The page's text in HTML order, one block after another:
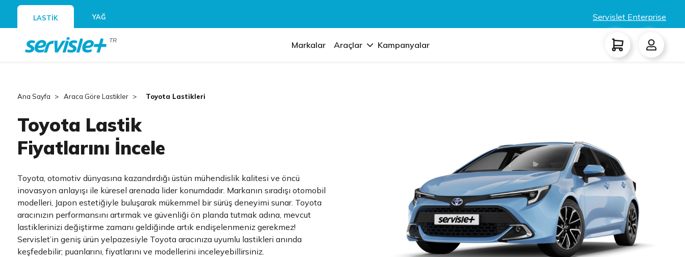
LASTİK YAĞ Servislet Enterprise
TR Markalar Araçlar Kampanyalar
Ana Sayfa Araca Göre Lastikler Toyota Lastikleri
Toyota Lastik
Fiyatlarını İncele
Toyota, otomotiv dünyasına kazandırdığı üstün mühendislik kalitesi ve öncü
inovasyon anlayışı ile küresel arenada lider konumdadır. Markanın sıradışı otomobil
modelleri, Japon estetiğiyle buluşarak mükemmel bir sürüş deneyimi sunar. Toyota
aracınızın performansını artırmak ve güvenliği ön planda tutmak adına, mevcut
lastiklerinizi değiştirme zamanı geldiğinde artık endişelenmeniz gerekmez!
Servislet’in geniş ürün yelpazesiyle Toyota aracınıza uyumlu lastikleri anında
keşfedebilir; puanlarını, fiyatlarını ve modellerini inceleyebillirsiniz.